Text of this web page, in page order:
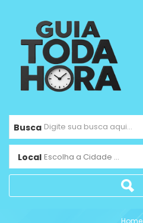
Busca
Local Escolha a Cidade ...
Home